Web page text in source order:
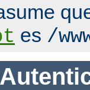
es /